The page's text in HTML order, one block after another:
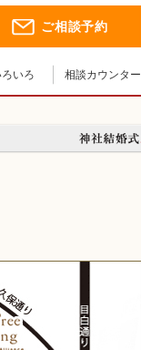
ご相談予約
いろ
ンネル
相談カウンター